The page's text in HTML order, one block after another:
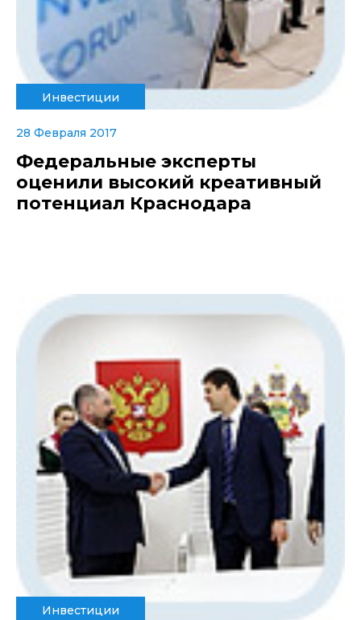
Инвестиции
28 Февраля 2017
Федеральные эксперты
оценили высокий креативный
потенциал Краснодара
Инвестиции